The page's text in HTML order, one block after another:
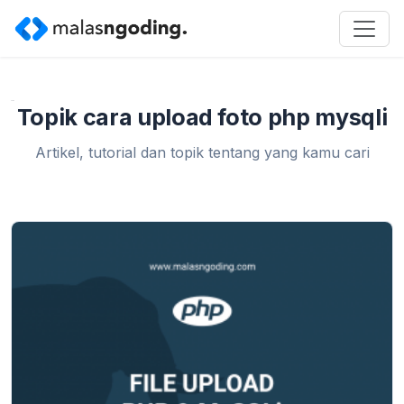
Topik cara upload foto php mysqli
Artikel, tutorial dan topik tentang yang kamu cari